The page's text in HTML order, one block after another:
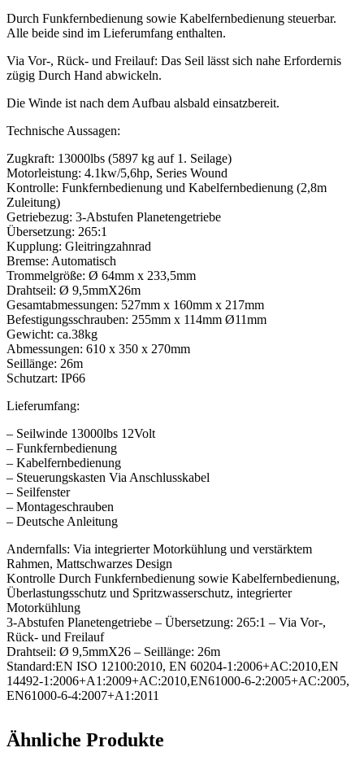
Durch Funkfernbedienung sowie Kabelfernbedienung steuerbar.
Alle beide sind im Lieferumfang enthalten.
Via Vor-, Rück- und Freilauf: Das Seil lässt sich nahe Erfordernis
zügig Durch Hand abwickeln.
Die Winde ist nach dem Aufbau alsbald einsatzbereit.
Technische Aussagen:
Zugkraft: 13000lbs (5897 kg auf 1. Seilage)
Motorleistung: 4.1kw/5,6hp, Series Wound
Kontrolle: Funkfernbedienung und Kabelfernbedienung (2,8m
Zuleitung)
Getriebezug: 3-Abstufen Planetengetriebe
Übersetzung: 265:1
Kupplung: Gleitringzahnrad
Bremse: Automatisch
Trommelgröße: Ø 64mm x 233,5mm
Drahtseil: Ø 9,5mmX26m
Gesamtabmessungen: 527mm x 160mm x 217mm
Befestigungsschrauben: 255mm x 114mm Ø11mm
Gewicht: ca.38kg
Abmessungen: 610 x 350 x 270mm
Seillänge: 26m
Schutzart: IP66
Lieferumfang:
– Seilwinde 13000lbs 12Volt
– Funkfernbedienung
– Kabelfernbedienung
– Steuerungskasten Via Anschlusskabel
– Seilfenster
– Montageschrauben
– Deutsche Anleitung
Andernfalls: Via integrierter Motorkühlung und verstärktem
Rahmen, Mattschwarzes Design
Kontrolle Durch Funkfernbedienung sowie Kabelfernbedienung,
Überlastungsschutz und Spritzwasserschutz, integrierter
Motorkühlung
3-Abstufen Planetengetriebe – Übersetzung: 265:1 – Via Vor-,
Rück- und Freilauf
Drahtseil: Ø 9,5mmX26 – Seillänge: 26m
Standard:EN ISO 12100:2010, EN 60204-1:2006+AC:2010,EN
14492-1:2006+A1:2009+AC:2010,EN61000-6-2:2005+AC:2005,
EN61000-6-4:2007+A1:2011
Ähnliche Produkte